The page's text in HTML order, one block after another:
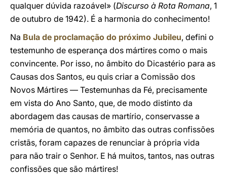
qualquer dúvida razoável» (Discurso à Rota Romana, 1
de outubro de 1942). É a harmonia do conhecimento!
Na Bula de proclamação do próximo Jubileu, defini o
testemunho de esperança dos mártires como o mais
convincente. Por isso, no âmbito do Dicastério para as
Causas dos Santos, eu quis criar a Comissão dos
Novos Mártires — Testemunhas da Fé, precisamente
em vista do Ano Santo, que, de modo distinto da
abordagem das causas de martírio, conservasse a
memória de quantos, no âmbito das outras confissões
cristãs, foram capazes de renunciar à própria vida
para não trair o Senhor. E há muitos, tantos, nas outras
confissões que são mártires!